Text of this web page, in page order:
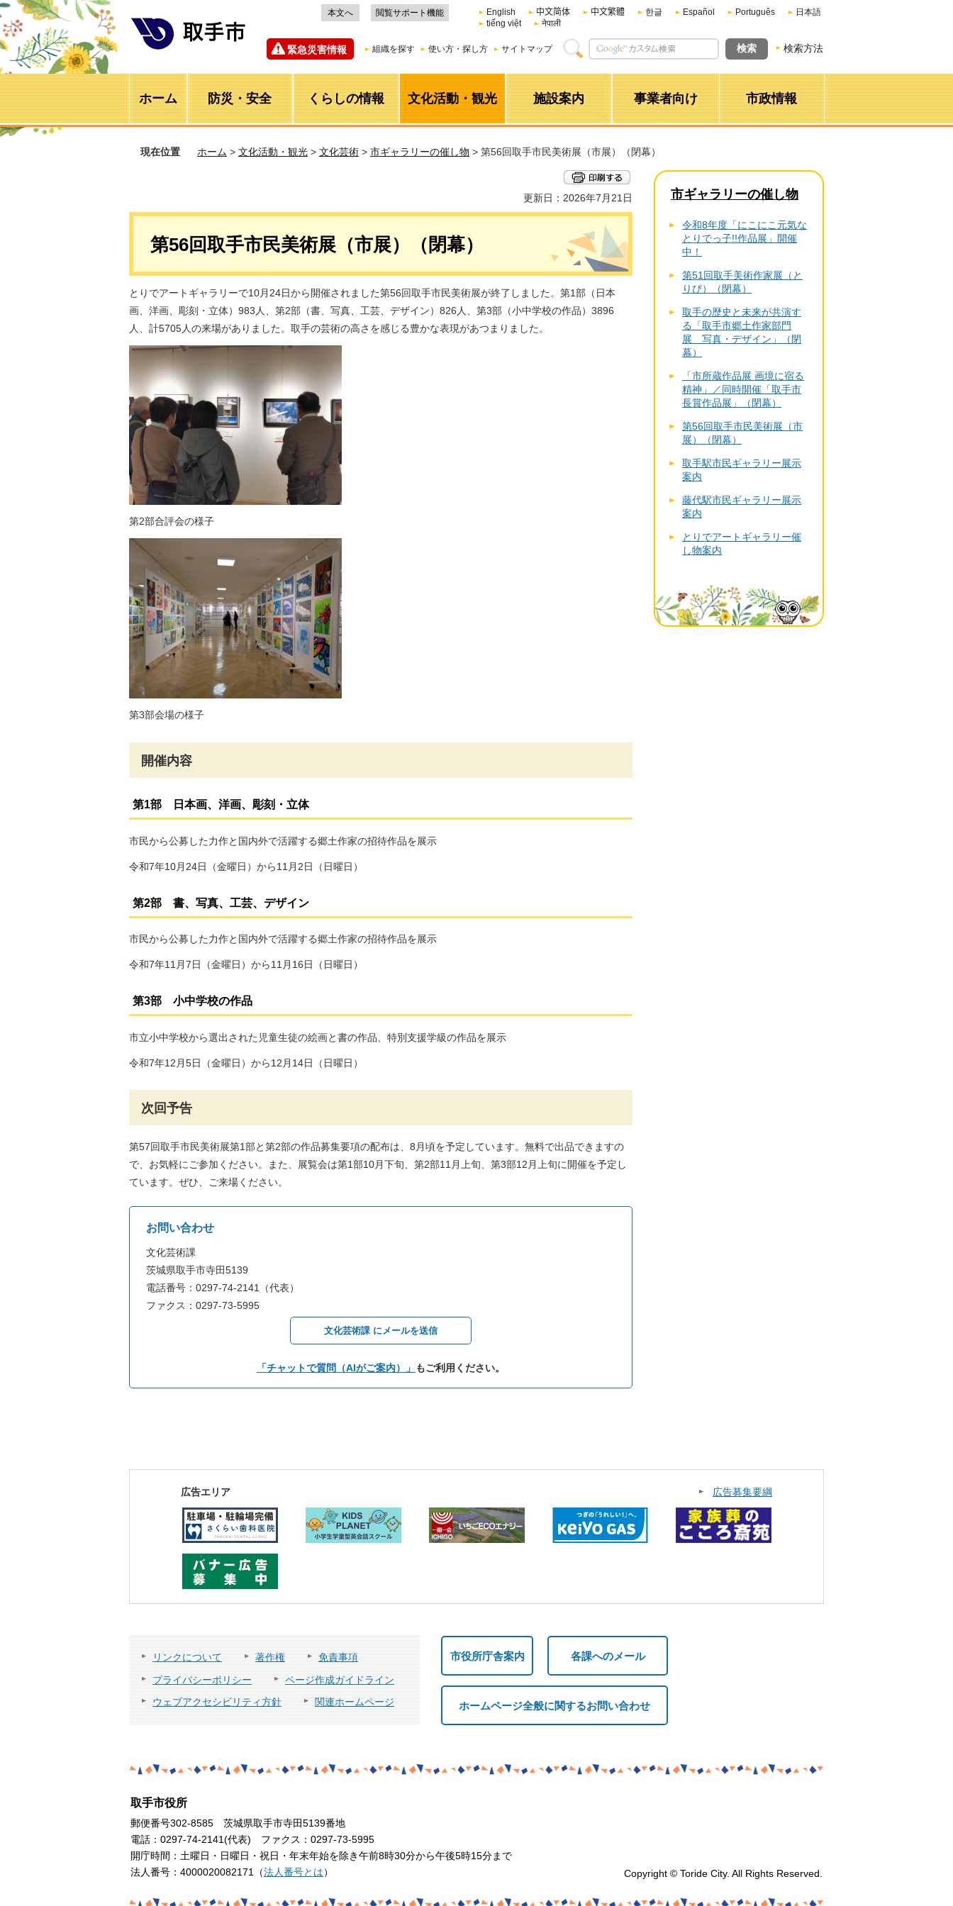
本文へ 閲覧サポート機能 English 中文简体 中文繁體 한글 Español Português
日本語
tiếng việt
नेपाली
緊急災害情報 組織を探す 使い方・探し方 サイトマップ 検索方法
ホーム 防災・安全 くらしの情報 文化活動・観光 施設案内 事業者向け 市政情報
現在位置 ホーム > 文化活動・観光 > 文化芸術 > 市ギャラリーの催し物 > 第56回取手市民美術展（市展）（閉幕）
更新日：2026年7月21日
第56回取手市民美術展（市展）（閉幕）
とりでアートギャラリーで10月24日から開催されました第56回取手市民美術展が終了しました。第1部（日本
画、洋画、彫刻・立体）983人、第2部（書、写真、工芸、デザイン）826人、第3部（小中学校の作品）3896
人、計5705人の来場がありました。取手の芸術の高さを感じる豊かな表現があつまりました。
第2部合評会の様子
第3部会場の様子
開催内容
第1部 日本画、洋画、彫刻・立体
市民から公募した力作と国内外で活躍する郷土作家の招待作品を展示
令和7年10月24日（金曜日）から11月2日（日曜日）
第2部 書、写真、工芸、デザイン
市民から公募した力作と国内外で活躍する郷土作家の招待作品を展示
令和7年11月7日（金曜日）から11月16日（日曜日）
第3部 小中学校の作品
市立小中学校から選出された児童生徒の絵画と書の作品、特別支援学級の作品を展示
令和7年12月5日（金曜日）から12月14日（日曜日）
次回予告
第57回取手市民美術展第1部と第2部の作品募集要項の配布は、8月頃を予定しています。無料で出品できますの
で、お気軽にご参加ください。また、展覧会は第1部10月下旬、第2部11月上旬、第3部12月上旬に開催を予定し
ています。ぜひ、ご来場ください。
お問い合わせ
文化芸術課
茨城県取手市寺田5139
電話番号：0297-74-2141（代表）
ファクス：0297-73-5995
文化芸術課 にメールを送信
「チャットで質問（AIがご案内）」 もご利用ください。
市ギャラリーの催し物
令和8年度「にこにこ元気な
とりでっ子!!作品展」開催
中！
第51回取手美術作家展（と
りび）（閉幕）
取手の歴史と未来が共演す
る「取手市郷土作家部門
展 写真・デザイン」（閉
幕）
「市所蔵作品展 画境に宿る
精神」／同時開催「取手市
長賞作品展」（閉幕）
第56回取手市民美術展（市
展）（閉幕）
取手駅市民ギャラリー展示
案内
藤代駅市民ギャラリー展示
案内
とりでアートギャラリー催
し物案内
広告エリア 広告募集要綱
リンクについて 著作権
免責事項
プライバシーポリシー
ページ作成ガイドライン
ウェブアクセシビリティ方針
関連ホームページ
市役所庁舎案内 各課へのメール
ホームページ全般に関するお問い合わせ
取手市役所
郵便番号302-8585 茨城県取手市寺田5139番地
電話：0297-74-2141(代表) ファクス：0297-73-5995
開庁時間：土曜日・日曜日・祝日・年末年始を除き午前8時30分から午後5時15分まで
法人番号：4000020082171（法人番号とは） Copyright © Toride City. All Rights Reserved.